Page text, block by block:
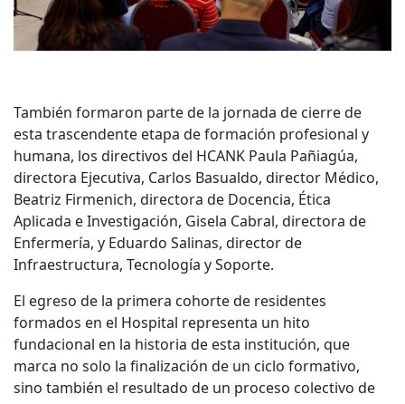
También formaron parte de la jornada de cierre de
esta trascendente etapa de formación profesional y
humana, los directivos del HCANK Paula Pañiagúa,
directora Ejecutiva, Carlos Basualdo, director Médico,
Beatriz Firmenich, directora de Docencia, Ética
Aplicada e Investigación, Gisela Cabral, directora de
Enfermería, y Eduardo Salinas, director de
Infraestructura, Tecnología y Soporte.
El egreso de la primera cohorte de residentes
formados en el Hospital representa un hito
fundacional en la historia de esta institución, que
marca no solo la finalización de un ciclo formativo,
sino también el resultado de un proceso colectivo de